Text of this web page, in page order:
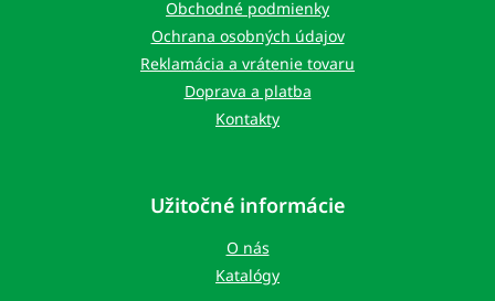
Obchodné podmienky
Ochrana osobných údajov
Reklamácia a vrátenie tovaru
Doprava a platba
Kontakty
Užitočné informácie
O nás
Katalógy